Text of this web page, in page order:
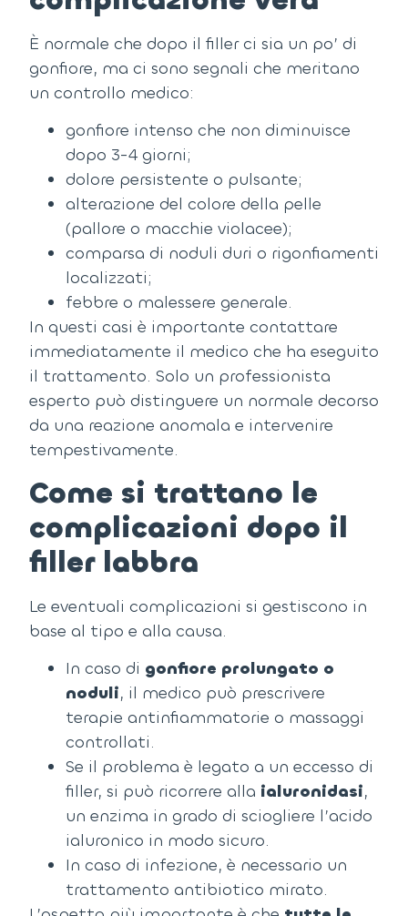
È normale che dopo il filler ci sia un po’ di
gonfiore, ma ci sono segnali che meritano
un controllo medico:
gonfiore intenso che non diminuisce
dopo 3-4 giorni;
dolore persistente o pulsante;
alterazione del colore della pelle
(pallore o macchie violacee);
comparsa di noduli duri o rigonfiamenti
localizzati;
febbre o malessere generale.
In questi casi è importante contattare
immediatamente il medico che ha eseguito
il trattamento. Solo un professionista
esperto può distinguere un normale decorso
da una reazione anomala e intervenire
tempestivamente.
Come si trattano le
complicazioni dopo il
filler labbra
Le eventuali complicazioni si gestiscono in
base al tipo e alla causa.
In caso di gonfiore prolungato o
noduli, il medico può prescrivere
terapie antinfiammatorie o massaggi
controllati.
Se il problema è legato a un eccesso di
filler, si può ricorrere alla ialuronidasi,
un enzima in grado di sciogliere l’acido
ialuronico in modo sicuro.
In caso di infezione, è necessario un
trattamento antibiotico mirato.